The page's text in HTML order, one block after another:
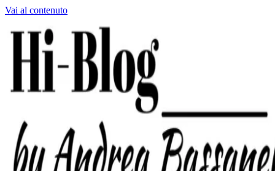
Vai al contenuto